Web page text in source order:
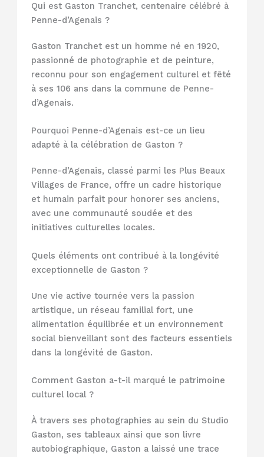
Qui est Gaston Tranchet, centenaire célébré à
Penne-d’Agenais ?
Gaston Tranchet est un homme né en 1920,
passionné de photographie et de peinture,
reconnu pour son engagement culturel et fêté
à ses 106 ans dans la commune de Penne-
d’Agenais.
Pourquoi Penne-d’Agenais est-ce un lieu
adapté à la célébration de Gaston ?
Penne-d’Agenais, classé parmi les Plus Beaux
Villages de France, offre un cadre historique
et humain parfait pour honorer ses anciens,
avec une communauté soudée et des
initiatives culturelles locales.
Quels éléments ont contribué à la longévité
exceptionnelle de Gaston ?
Une vie active tournée vers la passion
artistique, un réseau familial fort, une
alimentation équilibrée et un environnement
social bienveillant sont des facteurs essentiels
dans la longévité de Gaston.
Comment Gaston a-t-il marqué le patrimoine
culturel local ?
À travers ses photographies au sein du Studio
Gaston, ses tableaux ainsi que son livre
autobiographique, Gaston a laissé une trace